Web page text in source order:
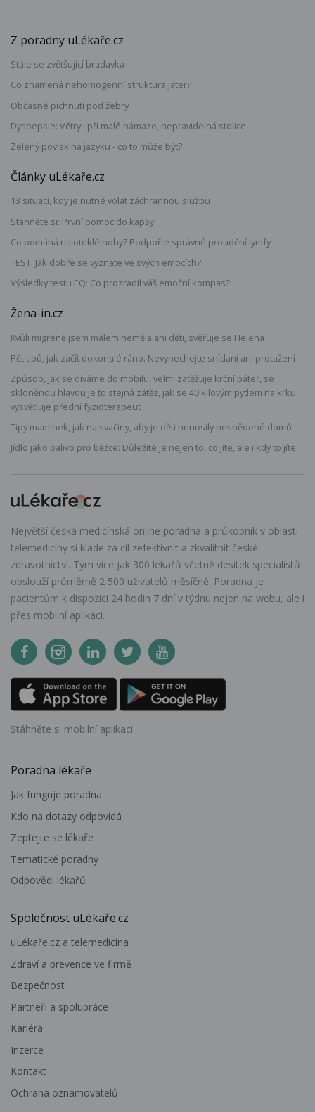
Z poradny uLékaře.cz
Stále se zvětšující bradavka
Co znamená nehomogenní struktura jater?
Občasné píchnutí pod žebry
Dyspepsie: Větry i při malé námaze, nepravidelná stolice
Zelený povlak na jazyku - co to může být?
Články uLékaře.cz
13 situací, kdy je nutné volat záchrannou službu
Stáhněte si: První pomoc do kapsy
Co pomáhá na oteklé nohy? Podpořte správné proudění lymfy
TEST: Jak dobře se vyznáte ve svých emocích?
Výsledky testu EQ: Co prozradil váš emoční kompas?
Žena-in.cz
Kvůli migréně jsem málem neměla ani děti, svěřuje se Helena
Pět tipů, jak začít dokonalé ráno. Nevynechejte snídani ani protažení
Způsob, jak se díváme do mobilu, velmi zatěžuje krční páteř, se
skloněnou hlavou je to stejná zátěž, jak se 40 kilovým pytlem na krku,
vysvětluje přední fyzioterapeut
Tipy maminek, jak na svačiny, aby je děti nenosily nesnědené domů
Jídlo jako palivo pro běžce: Důležité je nejen to, co jíte, ale i kdy to jíte
Největší česká medicínská online poradna a průkopník v oblasti
telemedicíny si klade za cíl zefektivnit a zkvalitnit české
zdravotnictví. Tým více jak 300 lékařů včetně desítek specialistů
obslouží průměrně 2 500 uživatelů měsíčně. Poradna je
pacientům k dispozici 24 hodin 7 dní v týdnu nejen na webu, ale i
přes mobilní aplikaci.
Stáhněte si mobilní aplikaci
Poradna lékaře
Jak funguje poradna
Kdo na dotazy odpovídá
Zeptejte se lékaře
Tematické poradny
Odpovědi lékařů
Společnost uLékaře.cz
uLékaře.cz a telemedicína
Zdraví a prevence ve firmě
Bezpečnost
Partneři a spolupráce
Kariéra
Inzerce
Kontakt
Ochrana oznamovatelů